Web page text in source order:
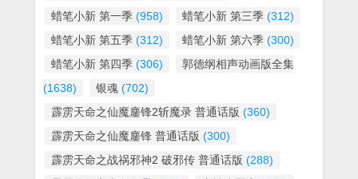
蜡笔小新 第一季 (958) 蜡笔小新 第三季 (312)
蜡笔小新 第五季 (312) 蜡笔小新 第六季 (300)
蜡笔小新 第四季 (306)
郭德纲相声动画版全集
(1638)
银魂 (702)
霹雳天命之仙魔鏖锋2斩魔录 普通话版 (360)
霹雳天命之仙魔鏖锋 普通话版 (300)
霹雳天命之战祸邪神2 破邪传 普通话版 (288)